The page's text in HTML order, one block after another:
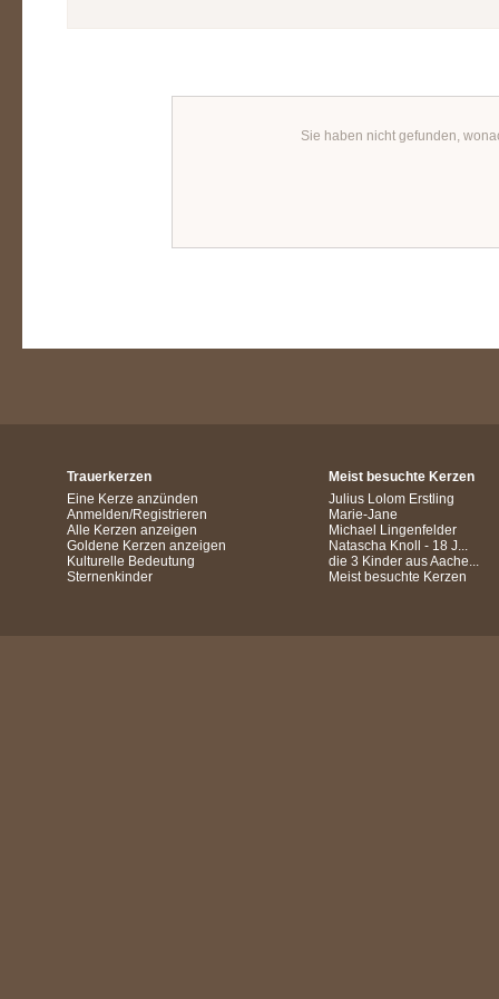
Sie haben nicht gefunden,
Trauerkerzen
Eine Kerze anzünden
Anmelden/Registrieren
Alle Kerzen anzeigen
Goldene Kerzen anzeigen
Kulturelle Bedeutung
Sternenkinder
Meist besuchte Kerzen
Julius Lolom Erstling
Marie-Jane
Michael Lingenfelder
Natascha Knoll - 18 J...
die 3 Kinder aus Aache...
Meist besuchte Kerzen